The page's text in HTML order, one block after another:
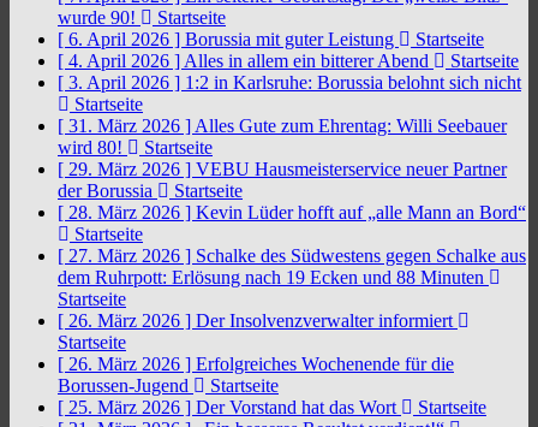
wurde 90!
Startseite
[ 6. April 2026 ] Borussia mit guter Leistung
Startseite
[ 4. April 2026 ] Alles in allem ein bitterer Abend
Startseite
[ 3. April 2026 ] 1:2 in Karlsruhe: Borussia belohnt sich nicht
Startseite
[ 31. März 2026 ] Alles Gute zum Ehrentag: Willi Seebauer
wird 80!
Startseite
[ 29. März 2026 ] VEBU Hausmeisterservice neuer Partner
der Borussia
Startseite
[ 28. März 2026 ] Kevin Lüder hofft auf „alle Mann an Bord“
Startseite
[ 27. März 2026 ] Schalke des Südwestens gegen Schalke aus
dem Ruhrpott: Erlösung nach 19 Ecken und 88 Minuten
Startseite
[ 26. März 2026 ] Der Insolvenzverwalter informiert
Startseite
[ 26. März 2026 ] Erfolgreiches Wochenende für die
Borussen-Jugend
Startseite
[ 25. März 2026 ] Der Vorstand hat das Wort
Startseite